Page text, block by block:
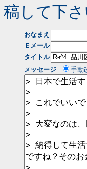
稿して下さ
おなまえ
Ｅメール
タイトル
メッセージ
手動